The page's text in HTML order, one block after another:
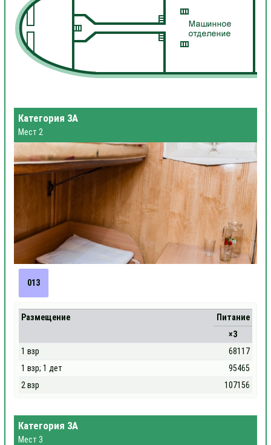
Категория 3А
Мест 2
013
Размещение
Питание
×3
1 взр
68117
1 взр; 1 дет
95465
2 взр
107156
Категория 3А
Мест 3